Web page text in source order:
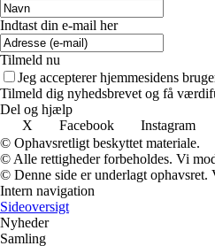
Indtast din e-mail her
Tilmeld nu
Jeg accepterer hjemmesidens
Tilmeld dig nyhedsbrevet og få
Del og hjælp
X
Facebook Instagram
© Ophavsretligt beskyttet materiale.
© Alle rettigheder forbeholdes. Vi
© Denne side er underlagt
Intern navigation
Sideoversigt
Nyheder
Samling